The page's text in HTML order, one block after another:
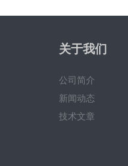
关于我们
公司简介
新闻动态
技术文章